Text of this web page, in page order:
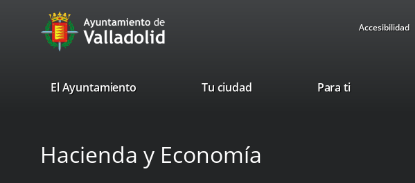
Portal
Web
Ayuntamiento
Valladolid
Accesibilidad
valladolid.es
El Ayuntamiento Tu ciudad Para ti
Hacienda y Economía